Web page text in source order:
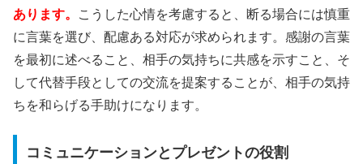
あります。
こうした心情を考慮すると、断る場合には慎重
に言葉を選び、配慮ある対応が求められます。感謝の言葉
を最初に述べること、相手の気持ちに共感を示すこと、そ
して代替手段としての交流を提案することが、相手の気持
ちを和らげる手助けになります。
コミュニケーションとプレゼントの役割